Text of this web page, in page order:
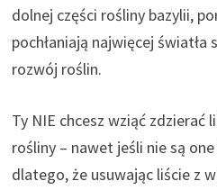
dolnej części rośliny bazylii,
pochłaniają najwięcej światła
rozwój roślin.
Ty NIE chcesz wziąć zdzierać
rośliny – nawet jeśli nie są
dlatego, że usuwając liście z